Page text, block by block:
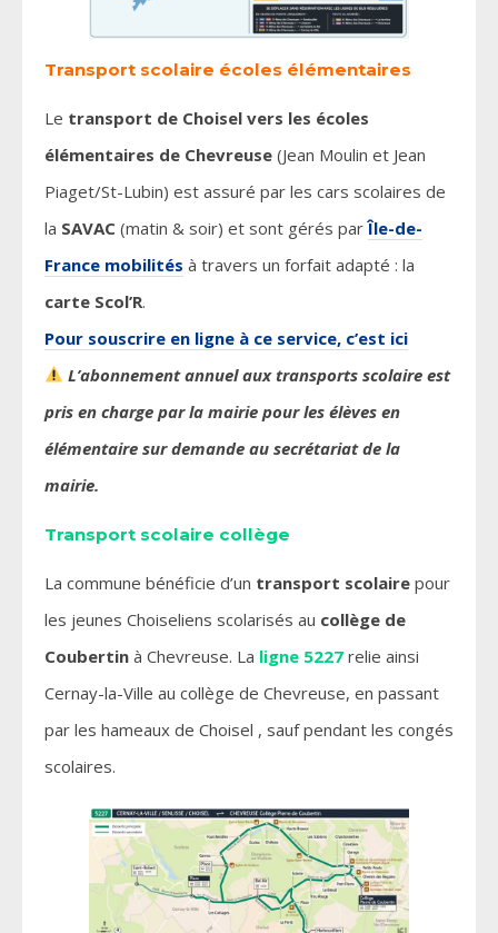
Transport scolaire écoles élémentaires
Le transport de Choisel vers les écoles
élémentaires de Chevreuse (Jean Moulin et Jean
Piaget/St-Lubin) est assuré par les cars scolaires de
la SAVAC (matin & soir) et sont gérés parÎle-de-
France mobilités à travers un forfait adapté : la
carte Scol’R.
Pour souscrire en ligne à ce service, c’est ici
L’abonnement annuel aux transports scolaire est
pris en charge par la mairie pour les élèves en
élémentaire sur demande au secrétariat de la
mairie.
Transport scolaire collège
La commune bénéficie d’un transport scolaire pour
les jeunes Choiseliens scolarisés au collège de
Coubertin à Chevreuse. La ligne 5227 relie ainsi
Cernay-la-Ville au collège de Chevreuse, en passant
par les hameaux de Choisel , sauf pendant les congés
scolaires.